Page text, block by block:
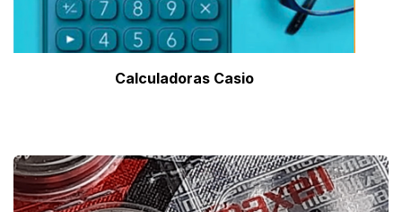
Calculadoras Casio